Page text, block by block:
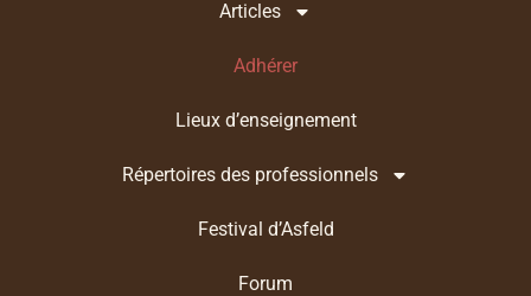
Articles
Adhérer
Lieux d’enseignement
Répertoires des professionnels
Festival d’Asfeld
Forum